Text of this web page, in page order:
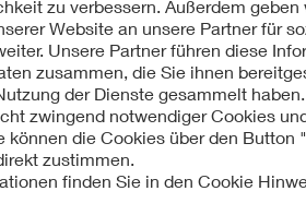
Mit unserem DKE Newsletter sind
fassen wir die wichtigsten